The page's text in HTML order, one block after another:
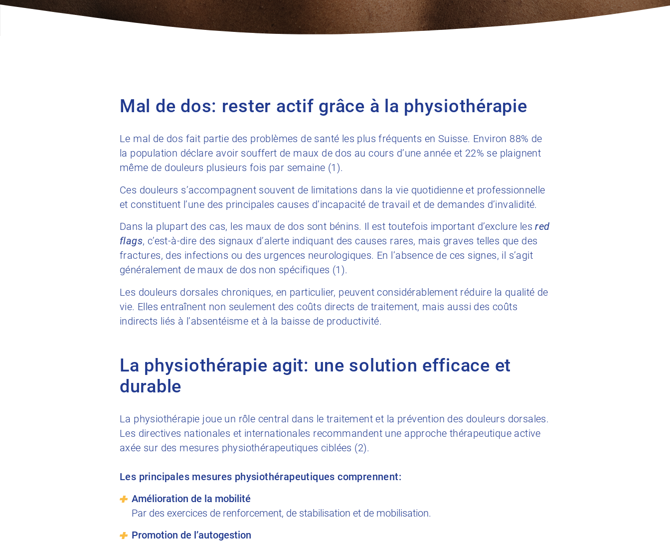
Mal de dos: rester actif grâce à la physiothérapie
Le mal de dos fait partie des problèmes de santé les plus fréquents en Suisse. Environ 88% de
la population déclare avoir souffert de maux de dos au cours d’une année et 22% se plaignent
même de douleurs plusieurs fois par semaine (1).
Ces douleurs s’accompagnent souvent de limitations dans la vie quotidienne et professionnelle
et constituent l’une des principales causes d’incapacité de travail et de demandes d’invalidité.
Dans la plupart des cas, les maux de dos sont bénins. Il est toutefois important d’exclure lesred
flags, c’est-à-dire des signaux d’alerte indiquant des causes rares, mais graves telles que des
fractures, des infections ou des urgences neurologiques. En l’absence de ces signes, il s’agit
généralement de maux de dos non spécifiques (1).
Les douleurs dorsales chroniques, en particulier, peuvent considérablement réduire la qualité de
vie. Elles entraînent non seulement des coûts directs de traitement, mais aussi des coûts
indirects liés à l’absentéisme et à la baisse de productivité.
La physiothérapie agit: une solution efficace et
durable
La physiothérapie joue un rôle central dans le traitement et la prévention des douleurs dorsales.
Les directives nationales et internationales recommandent une approche thérapeutique active
axée sur des mesures physiothérapeutiques ciblées (2).
Les principales mesures physiothérapeutiques comprennent:
Amélioration de la mobilité
Par des exercices de renforcement, de stabilisation et de mobilisation.
Promotion de l’autogestion